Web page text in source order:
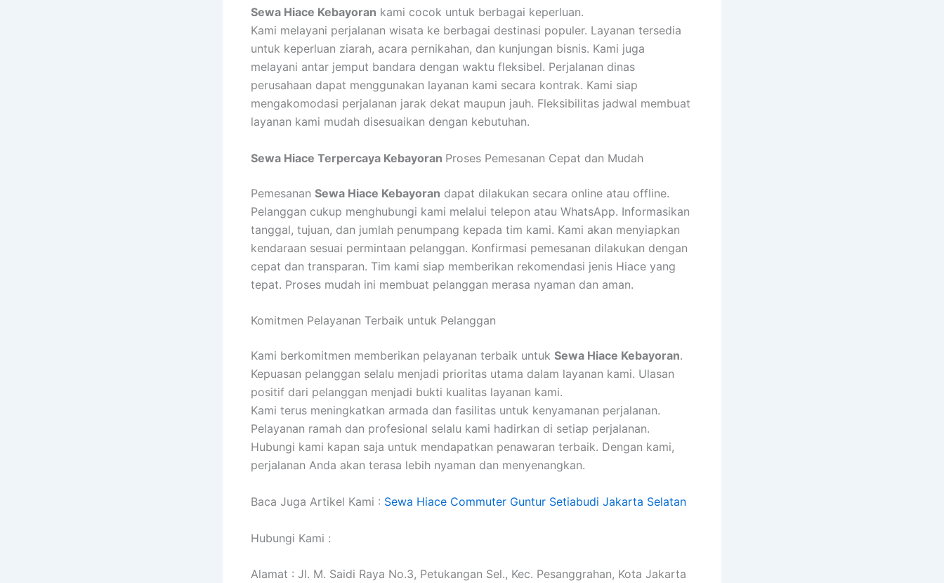
Sewa Hiace Kebayoran kami cocok untuk berbagai keperluan.
Kami melayani perjalanan wisata ke berbagai destinasi populer. Layanan tersedia
untuk keperluan ziarah, acara pernikahan, dan kunjungan bisnis. Kami juga
melayani antar jemput bandara dengan waktu fleksibel. Perjalanan dinas
perusahaan dapat menggunakan layanan kami secara kontrak. Kami siap
mengakomodasi perjalanan jarak dekat maupun jauh. Fleksibilitas jadwal membuat
layanan kami mudah disesuaikan dengan kebutuhan.
Sewa Hiace Terpercaya Kebayoran Proses Pemesanan Cepat dan Mudah
Pemesanan Sewa Hiace Kebayoran dapat dilakukan secara online atau offline.
Pelanggan cukup menghubungi kami melalui telepon atau WhatsApp. Informasikan
tanggal, tujuan, dan jumlah penumpang kepada tim kami. Kami akan menyiapkan
kendaraan sesuai permintaan pelanggan. Konfirmasi pemesanan dilakukan dengan
cepat dan transparan. Tim kami siap memberikan rekomendasi jenis Hiace yang
tepat. Proses mudah ini membuat pelanggan merasa nyaman dan aman.
Komitmen Pelayanan Terbaik untuk Pelanggan
Kami berkomitmen memberikan pelayanan terbaik untuk Sewa Hiace Kebayoran.
Kepuasan pelanggan selalu menjadi prioritas utama dalam layanan kami. Ulasan
positif dari pelanggan menjadi bukti kualitas layanan kami.
Kami terus meningkatkan armada dan fasilitas untuk kenyamanan perjalanan.
Pelayanan ramah dan profesional selalu kami hadirkan di setiap perjalanan.
Hubungi kami kapan saja untuk mendapatkan penawaran terbaik. Dengan kami,
perjalanan Anda akan terasa lebih nyaman dan menyenangkan.
Baca Juga Artikel Kami : Sewa Hiace Commuter Guntur Setiabudi Jakarta Selatan
Hubungi Kami :
Alamat : Jl. M. Saidi Raya No.3, Petukangan Sel., Kec. Pesanggrahan, Kota Jakarta